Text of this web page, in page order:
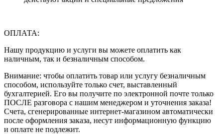
ОПЛАТА:
Нашу продукцию и услуги вы можете оплатить как
наличным, так и безналичным способом.
Внимание: чтобы оплатить товар или услугу безналичным
способом, используйте только счет, выставленный
бухгалтерией. Его вы получите по электронной почте только
ПОСЛЕ разговора с нашим менеджером и уточнения заказа!
Счета, сгенерированные интернет-магазином автоматически
после оформления заказа, несут информационную функцию
и оплате не подлежит.